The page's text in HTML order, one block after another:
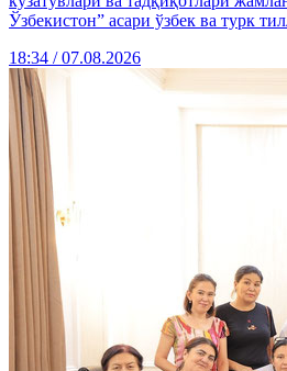
Ўзбекистон” асари ўзбек ва турк
18:34 / 07.08.2026